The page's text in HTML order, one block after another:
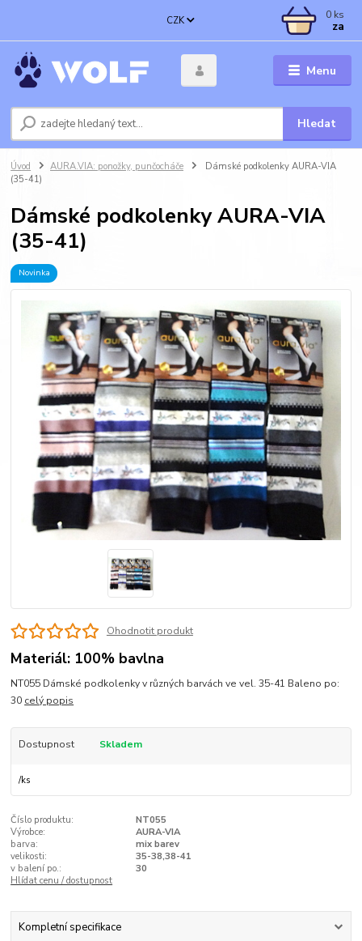
Menu
CZK
Hledat
0 ks
za
Úvod AURA.VIA: ponožky, punčocháče
Dámské podkolenky AURA-VIA
(35-41)
Dámské podkolenky AURA-VIA
(35-41)
Novinka
Ohodnotit produkt
Materiál: 100% bavlna
NT055 Dámské podkolenky v různých barvách ve vel. 35-41 Baleno po:
30 celý popis
Dostupnost Skladem
/ks
Číslo produktu:
NT055
Výrobce:
AURA-VIA
barva:
mix barev
velikosti:
35-38,38-41
v balení po.:
30
Hlídat cenu / dostupnost
Kompletní specifikace